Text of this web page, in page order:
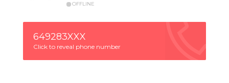
OFFLINE
649283XXX
Click to reveal phone number